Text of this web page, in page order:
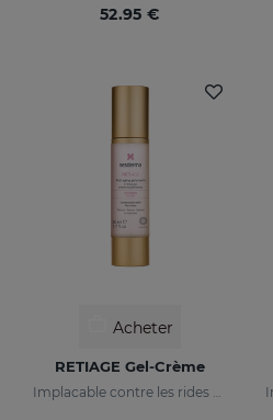
52.95 €
Acheter
RETIAGE Gel-Crème